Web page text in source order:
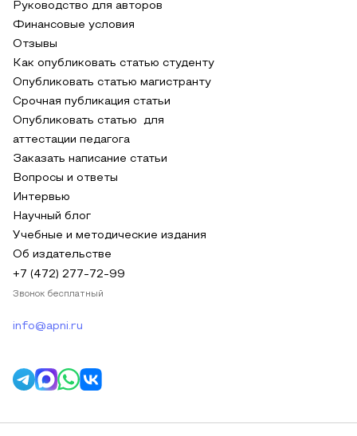
Руководство для авторов
Финансовые условия
Отзывы
Как опубликовать статью студенту
Опубликовать статью магистранту
Срочная публикация статьи
Опубликовать статью для
аттестации педагога
Заказать написание статьи
Вопросы и ответы
Интервью
Научный блог
Учебные и методические издания
Об издательстве
+7 (472) 277-72-99
Звонок бесплатный
info@apni.ru